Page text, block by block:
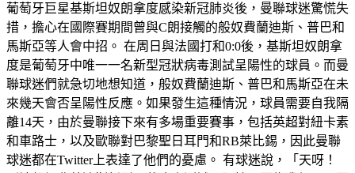
葡萄牙巨星基斯坦奴朗拿度感染新冠肺炎後，曼聯球迷驚慌失
措，擔心在國際賽期間曾與C朗接觸的般奴費蘭迪斯、普巴和
馬斯亞等人會中招。 在周日與法國打和0:0後，基斯坦奴朗拿
度是葡萄牙中唯一一名新型冠狀病毒測試呈陽性的球員。而曼
聯球迷們就急切地想知道，般奴費蘭迪斯、普巴和馬斯亞在未
來幾天會否呈陽性反應。如果發生這種情況，球員需要自我隔
離14天，由於曼聯接下來有多場重要賽事，包括英超對紐卡素
和車路士，以及歐聯對巴黎聖日耳門和RB萊比錫，因此曼聯
球迷都在Twitter上表達了他們的憂慮。 有球迷說，「天呀！